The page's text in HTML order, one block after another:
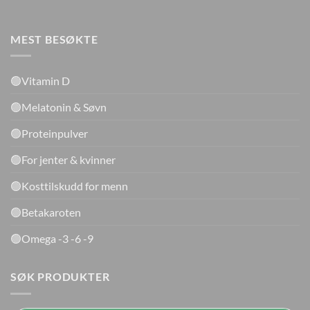
MEST BESØKTE
🟢Vitamin D
🟢Melatonin & Søvn
🟢Proteinpulver
🟢For jenter & kvinner
🟢Kosttilskudd for menn
🟢Betakaroten
🟢Omega -3 -6 -9
SØK PRODUKTER